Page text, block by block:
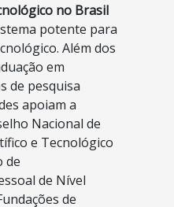
no Brasil
potente para
Além dos
em
de pesquisa
apoiam a
Nacional de
e Tecnológico
de
de Nível
de